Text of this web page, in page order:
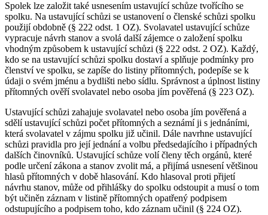
Spolek lze založit také usnesením ustavující schůze tvořícího se
spolku. Na ustavující schůzi se ustanovení o členské schůzi spolku
použijí obdobně (§ 222 odst. 1 OZ). Svolavatel ustavující schůze
vypracuje návrh stanov a svolá další zájemce o založení spolku
vhodným způsobem k ustavující schůzi (§ 222 odst. 2 OZ). Každý,
kdo se na ustavující schůzi spolku dostaví a splňuje podmínky pro
členství ve spolku, se zapíše do listiny přítomných, podepíše se k
údaji o svém jménu a bydlišti nebo sídlu. Správnost a úplnost listiny
přítomných ověří svolavatel nebo osoba jím pověřená (§ 223 OZ).
Ustavující schůzi zahajuje svolavatel nebo osoba jím pověřená a
sdělí ustavující schůzi počet přítomných a seznámí ji s jednáními,
která svolavatel v zájmu spolku již učinil. Dále navrhne ustavující
schůzi pravidla pro její jednání a volbu předsedajícího i případných
dalších činovníků. Ustavující schůze volí členy těch orgánů, které
podle určení zákona a stanov zvolit má, a přijímá usnesení většinou
hlasů přítomných v době hlasování. Kdo hlasoval proti přijetí
návrhu stanov, může od přihlášky do spolku odstoupit a musí o tom
být učiněn záznam v listině přítomných opatřený podpisem
odstupujícího a podpisem toho, kdo záznam učinil (§ 224 OZ).